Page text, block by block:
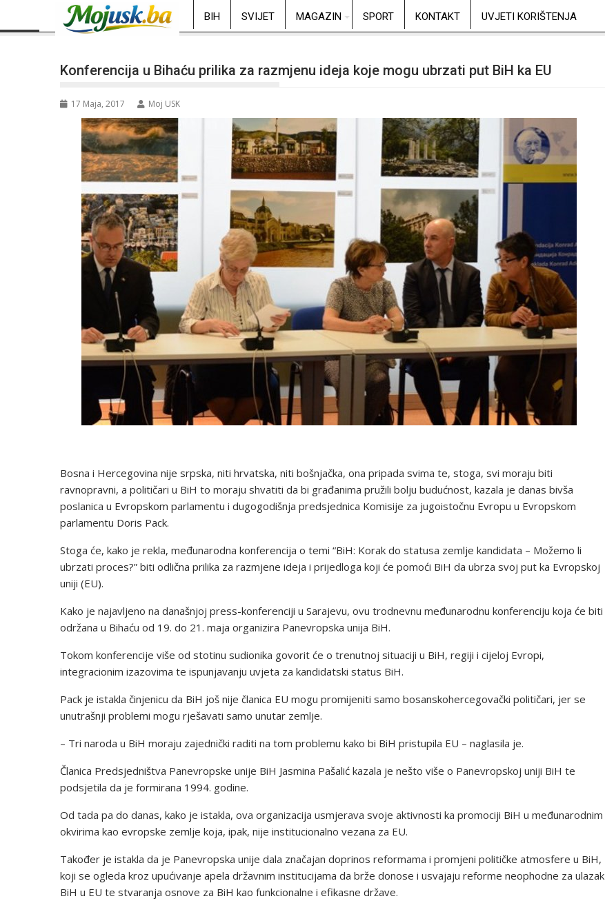
BIH SVIJET MAGAZIN SPORT KONTAKT UVJETI KORIŠTENJA
Konferencija u Bihaću prilika za razmjenu ideja koje mogu ubrzati put BiH ka EU
17 Maja, 2017 Moj USK
Bosna i Hercegovina nije srpska, niti hrvatska, niti bošnjačka, ona pripada svima te, stoga, svi moraju biti
ravnopravni, a političari u BiH to moraju shvatiti da bi građanima pružili bolju budućnost, kazala je danas bivša
poslanica u Evropskom parlamentu i dugogodišnja predsjednica Komisije za jugoistočnu Evropu u Evropskom
parlamentu Doris Pack.
Stoga će, kako je rekla, međunarodna konferencija o temi “BiH: Korak do statusa zemlje kandidata – Možemo li
ubrzati proces?” biti odlična prilika za razmjene ideja i prijedloga koji će pomoći BiH da ubrza svoj put ka Evropskoj
uniji (EU).
Kako je najavljeno na današnjoj press-konferenciji u Sarajevu, ovu trodnevnu međunarodnu konferenciju koja će biti
održana u Bihaću od 19. do 21. maja organizira Panevropska unija BiH.
Tokom konferencije više od stotinu sudionika govorit će o trenutnoj situaciji u BiH, regiji i cijeloj Evropi,
integracionim izazovima te ispunjavanju uvjeta za kandidatski status BiH.
Pack je istakla činjenicu da BiH još nije članica EU mogu promijeniti samo bosanskohercegovački političari, jer se
unutrašnji problemi mogu rješavati samo unutar zemlje.
– Tri naroda u BiH moraju zajednički raditi na tom problemu kako bi BiH pristupila EU – naglasila je.
Članica Predsjedništva Panevropske unije BiH Jasmina Pašalić kazala je nešto više o Panevropskoj uniji BiH te
podsjetila da je formirana 1994. godine.
Od tada pa do danas, kako je istakla, ova organizacija usmjerava svoje aktivnosti ka promociji BiH u međunarodnim
okvirima kao evropske zemlje koja, ipak, nije institucionalno vezana za EU.
Također je istakla da je Panevropska unije dala značajan doprinos reformama i promjeni političke atmosfere u BiH,
koji se ogleda kroz upućivanje apela državnim institucijama da brže donose i usvajaju reforme neophodne za ulazak
BiH u EU te stvaranja osnove za BiH kao funkcionalne i efikasne države.